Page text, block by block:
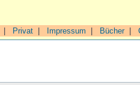
Privat Impressum Bücher|